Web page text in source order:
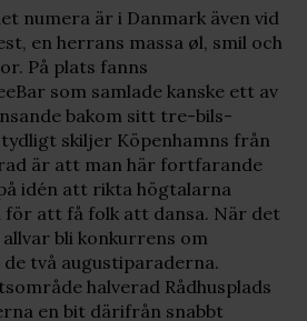
numera är i Danmark även vid
en herrans massa øl, smil och
På plats fanns
som samlade kanske ett av
bakom sitt tre-bils-
tydligt skiljer Köpenhamns från
är att man här fortfarande
idén att rikta högtalarna
för att få folk att dansa. När det
bli konkurrens om
två augustiparaderna.
halverad Rådhusplads
en bit därifrån snabbt